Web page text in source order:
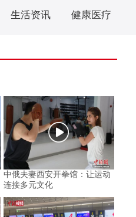
生活资讯 健康医疗
中俄夫妻西安开拳馆：让运动
连接多元文化